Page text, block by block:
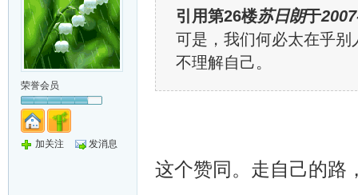
荣誉会员
加关注 发消息
引用第26楼苏日朗于
可是，我们何必太在乎
不理解自己。
这个赞同。走自己的路